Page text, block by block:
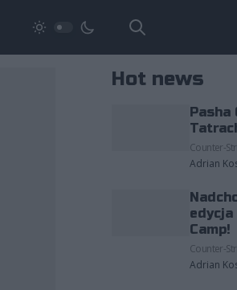
Hot news
Pasha
Counter-
Adrian
edycja
Camp!
Counter-
Adrian